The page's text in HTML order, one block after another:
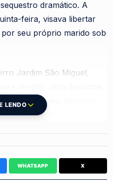
dramático. A
feira, visava libertar
seu próprio marido sob
Jardim São Miguel,
privado
motivado por ciúmes,
do suspeito em soltar a
da unidade de elite.
LENDO
WHATSAPP X